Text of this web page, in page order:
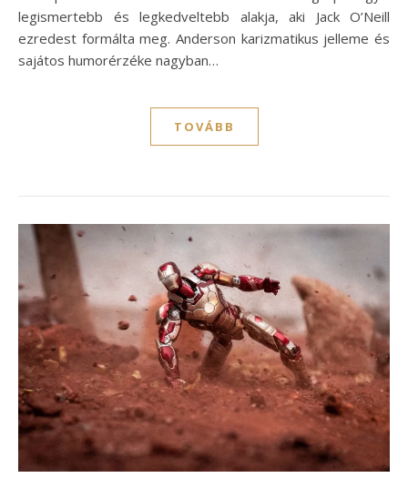
legismertebb és legkedveltebb alakja, aki Jack O’Neill
ezredest formálta meg. Anderson karizmatikus jelleme és
sajátos humorérzéke nagyban…
TOVÁBB